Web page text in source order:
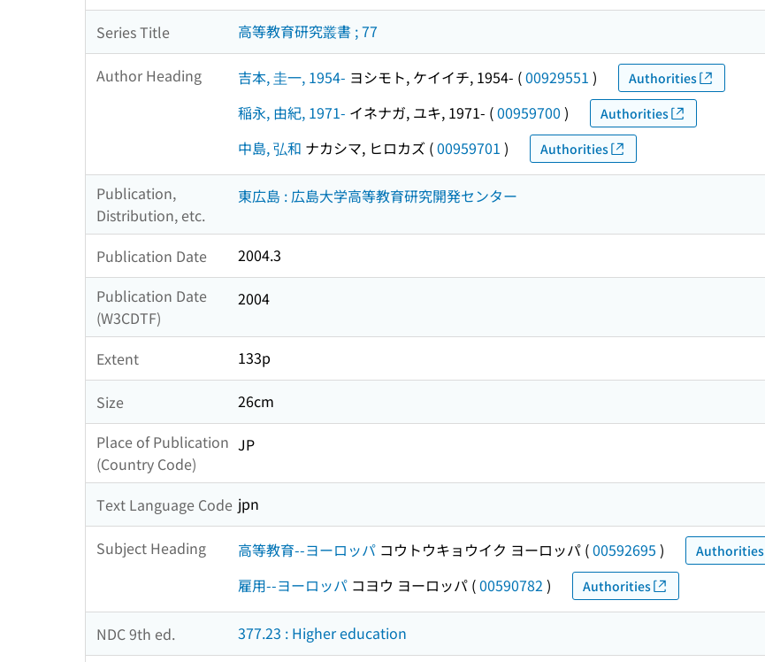
Series Title 高等教育研究叢書 ; 77
Author Heading 吉本, 圭一, 1954- ヨシモト, ケイイチ, 1954- (00929551 ) Authorities
稲永, 由紀, 1971- イネナガ, ユキ, 1971- (00959700 ) Authorities
中島, 弘和 ナカシマ, ヒロカズ (00959701 ) Authorities
Publication,
Distribution, etc.
東広島 : 広島大学高等教育研究開発センター
Publication Date
2004.3
Publication Date
(W3CDTF)
2004
Extent 133p
Size
26cm
Place of Publication
(Country Code)
JP
Text Language Code jpn
Subject Heading 高等教育--ヨーロッパ コウトウキョウイク ヨーロッパ (00592695 ) Authorities
雇用--ヨーロッパ コヨウ ヨーロッパ (00590782 ) Authorities
NDC 9th ed. 377.23 : Higher education